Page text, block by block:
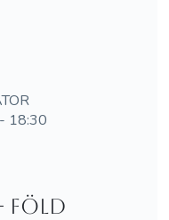
18:30
Föld